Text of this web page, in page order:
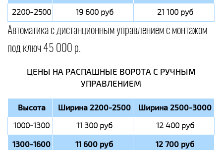
2200-2500 19 600 руб 21 100 руб
Автоматика с дистанционным управлением с монтажом
под ключ 45 000 р.
ЦЕНЫ НА РАСПАШНЫЕ ВОРОТА С РУЧНЫМ
УПРАВЛЕНИЕМ
Высота Ширина 2200-2500 Ширина 2500-3000
1000-1300 11 300 руб 12 400 руб
1300-1600 11 600 руб 12 700 руб